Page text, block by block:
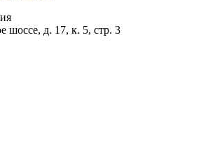
шоссе, д. 17, к. 5, стр. 3